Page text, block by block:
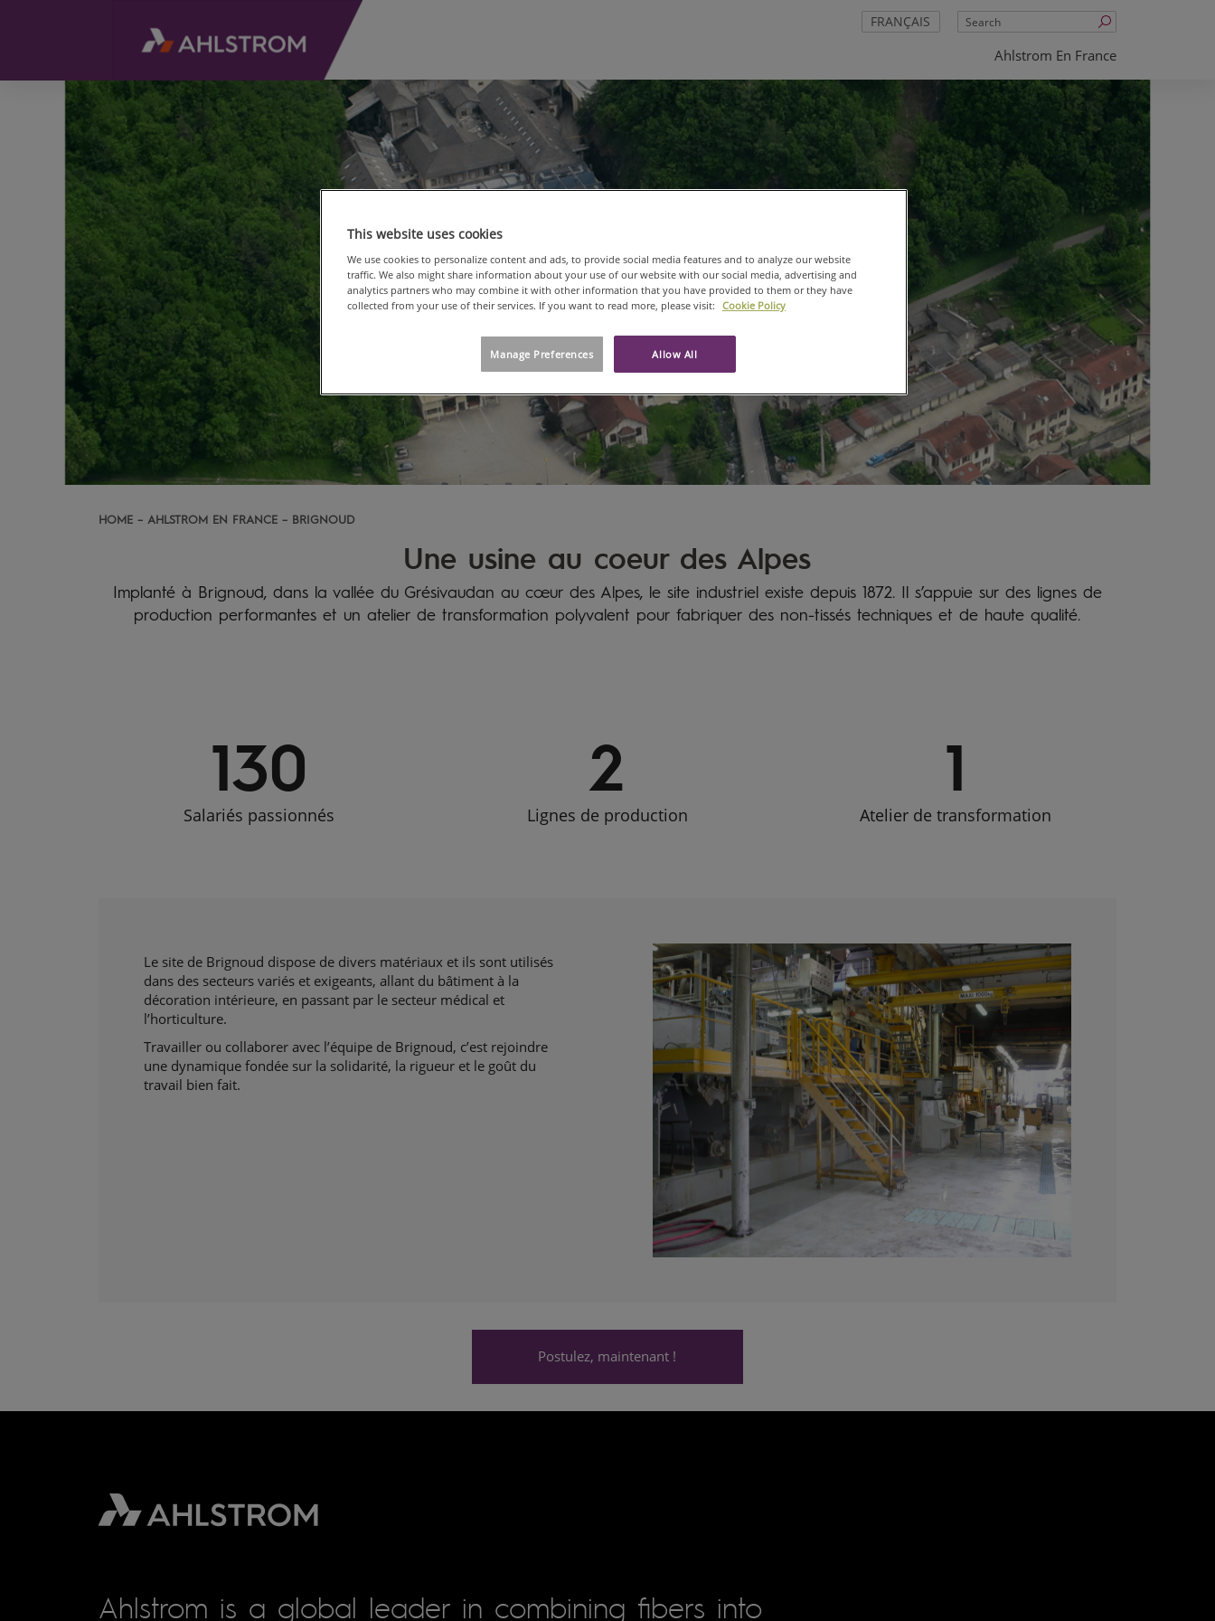
FRANÇAIS
Search
Ahlstrom En France
HOME AHLSTROM EN FRANCE BRIGNOUD
Une usine au coeur des Alpes
Implanté à Brignoud, dans la vallée du Grésivaudan au cœur des Alpes, le site industriel existe depuis 1872. Il s’appuie sur des lignes de
production performantes et un atelier de transformation polyvalent pour fabriquer des non-tissés techniques et de haute qualité.
130
Salariés passionnés
2
Lignes de production
1
Atelier de transformation
Le site de Brignoud dispose de divers matériaux et ils sont utilisés
dans des secteurs variés et exigeants, allant du bâtiment à la
décoration intérieure, en passant par le secteur médical et
l’horticulture.
Travailler ou collaborer avec l’équipe de Brignoud, c’est rejoindre
une dynamique fondée sur la solidarité, la rigueur et le goût du
travail bien fait.
Postulez, maintenant !
Ahlstrom is a global leader in combining fibers into
This website uses cookies
We use cookies to personalize content and ads, to provide social media features and to analyze our website
traffic. We also might share information about your use of our website with our social media, advertising and
analytics partners who may combine it with other information that you have provided to them or they have
collected from your use of their services. If you want to read more, please visit: Cookie Policy
Allow All
Manage Preferences